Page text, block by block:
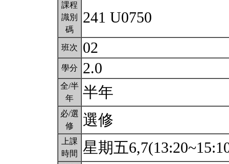
課程
識別
碼
241 U0750
班次 02
學分 2.0
全/半
年
半年
必/選
修
選修
上課
時間
星期五